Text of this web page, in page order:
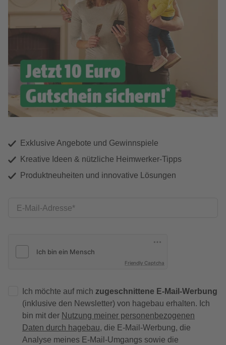
Exklusive Angebote und Gewinnspiele
Kreative Ideen & nützliche Heimwerker-Tipps
Produktneuheiten und innovative Lösungen
E-Mail-Adresse
Friendly Captcha
Ich möchte auf mich zugeschnittene E-Mail-Werbung
(inklusive den Newsletter) von hagebau erhalten. Ich
bin mit der Nutzung meiner personenbezogenen
Daten durch hagebau, die E-Mail-Werbung, die
Analyse meines E-Mail-Umgangs sowie die